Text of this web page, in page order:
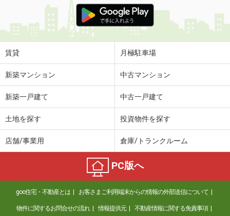
賃貸 月極駐車場
新築マンション 中古マンション
新築一戸建て 中古一戸建て
土地を探す 投資物件を探す
店舗/事業用 倉庫/トランクルーム
PC版へ
goo住宅・不動産とは お客さまご利用端末からの情報の外部送信について
物件に関するお問合せの流れ 情報提供元 不動産情報に関する免責事項